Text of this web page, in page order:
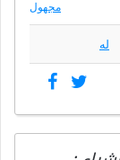
مجهول
له